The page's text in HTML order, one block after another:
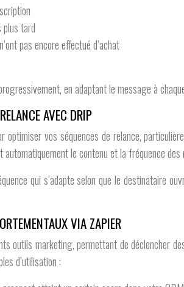
tard
pas encore effectué d’achat
en adaptant le message à
AVEC DRIP
optimiser vos séquences de relance,
le contenu et la fréquence
qui s’adapte selon que le
VIA ZAPIER
outils marketing, permettant de déclencher
d’utilisation :